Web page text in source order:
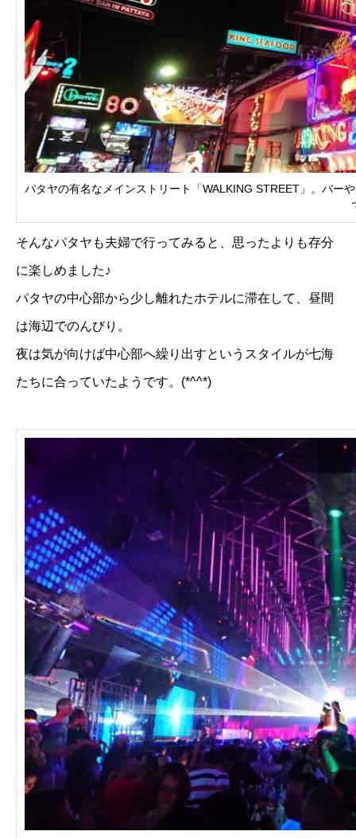
パタヤの有名なメインストリート「WALKING STREET」。バー
そんなパタヤも夫婦で行ってみると、思ったよりも存分
に楽しめました♪
パタヤの中心部から少し離れたホテルに滞在して、昼間
は海辺でのんびり。
夜は気が向けば中心部へ繰り出すというスタイルが七海
たちに合っていたようです。(*^^*)